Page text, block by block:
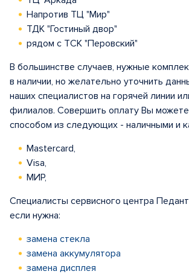
Напротив ТЦ "Мир"
ТДК "Гостиный двор"
рядом с ТСК "Перовский"
В большинстве случаев, нужные
в наличии, но желательно уточнить
наших специалистов на горячей линии
филиалов. Совершить оплату Вы
способом из следующих - наличными и
Mastercard,
Visa,
МИР,
Специалисты сервисного центра
если нужна:
замена стекла
замена аккумулятора
замена дисплея